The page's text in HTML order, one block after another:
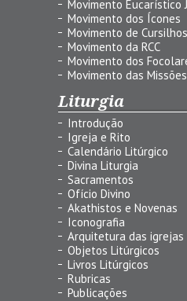
Movimento Eucarístico
Movimento dos Ícones
Movimento de
Movimento da RCC
Movimento dos
Movimento das
Liturgia
Introdução
Igreja e Rito
Calendário Litúrgico
Divina Liturgia
Sacramentos
Ofício Divino
Akathistos e Novenas
Iconografia
Arquitetura das igrejas
Objetos Litúrgicos
Livros Litúrgicos
Rubricas
Publicações